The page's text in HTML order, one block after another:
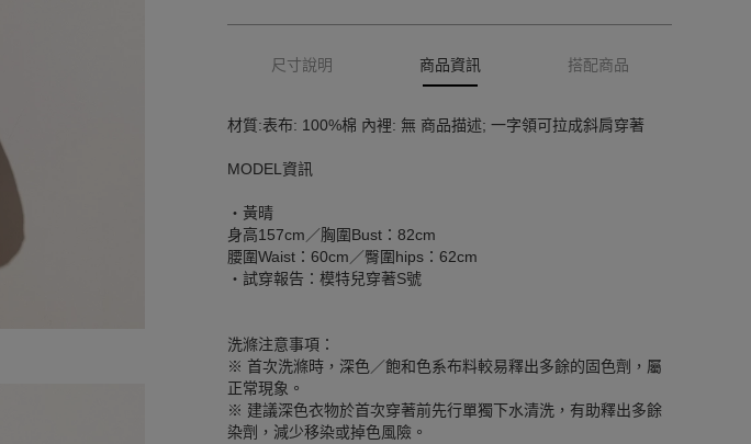
尺寸說明 商品資訊 搭配商品
材質:表布: 100%棉 內裡: 無 商品描述; 一字領可拉成斜肩穿著
MODEL資訊
‧黃晴
身高157cm／胸圍Bust：82cm
腰圍Waist：60cm／臀圍hips：62cm
‧試穿報告：模特兒穿著S號
洗滌注意事項：
※ 首次洗滌時，深色／飽和色系布料較易釋出多餘的固色劑，屬
正常現象。
※ 建議深色衣物於首次穿著前先行單獨下水清洗，有助釋出多餘
染劑，減少移染或掉色風險。